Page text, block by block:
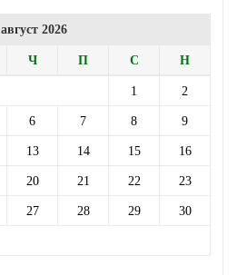
август 2026
Ч П С Н
1 2
6 7 8 9
13 14 15 16
20 21 22 23
27 28 29 30